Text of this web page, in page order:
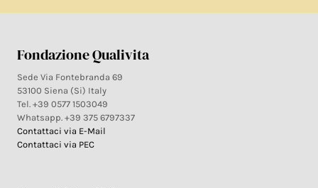
Fondazione Qualivita
Sede Via Fontebranda 69
53100 Siena (Si) Italy
Tel. +39 0577 1503049
Whatsapp. +39 375 6797337
Contattaci via E-Mail
Contattaci via PEC